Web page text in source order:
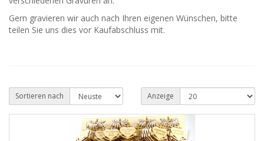
Gern gravieren wir auch nach Ihren eigenen Wünschen, bitte
teilen Sie uns dies vor Kaufabschluss mit.
Sortieren nach Anzeige